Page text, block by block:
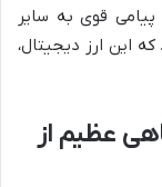
قوی به سایر
این ارز دیجیتال،
عظیم از